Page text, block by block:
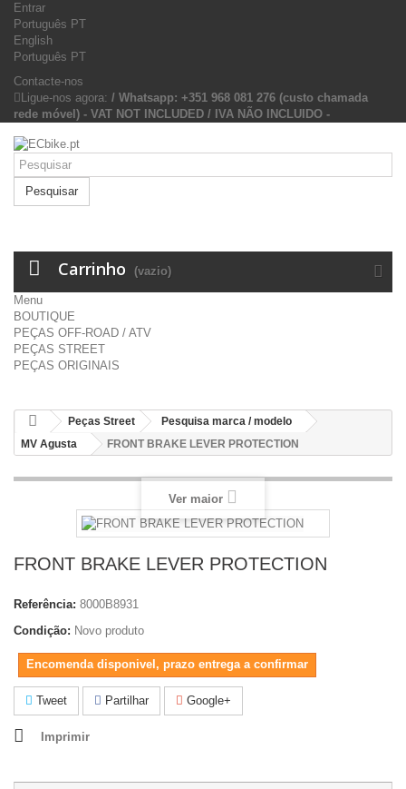
Entrar
Português PT
English
Português PT
Contacte-nos
Ligue-nos agora: / Whatsapp: +351 968 081 276 (custo chamada
rede móvel) - VAT NOT INCLUDED / IVA NÃO INCLUIDO -
Pesquisar
Carrinho (vazio)
Menu
BOUTIQUE
PEÇAS OFF-ROAD / ATV
PEÇAS STREET
PEÇAS ORIGINAIS
Peças Street
Pesquisa marca / modelo
MV Agusta
FRONT BRAKE LEVER PROTECTION
Ver maior
FRONT BRAKE LEVER PROTECTION
Referência: 8000B8931
Condição: Novo produto
Encomenda disponivel, prazo entrega a confirmar
Tweet Partilhar Google+
Imprimir